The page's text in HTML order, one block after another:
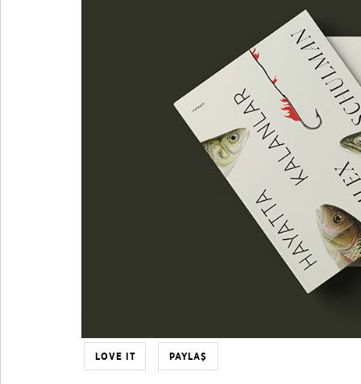
LOVE IT PAYLAŞ